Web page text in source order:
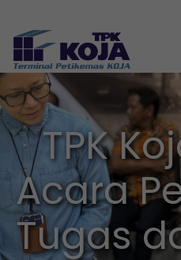
TPK
Acara
Tugas